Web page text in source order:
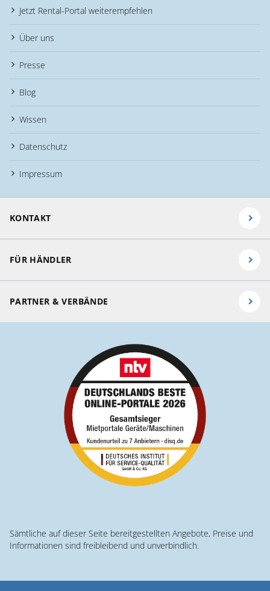
Jetzt Rental-Portal weiterempfehlen
Über uns
Presse
Blog
Wissen
Datenschutz
Impressum
KONTAKT
FÜR HÄNDLER
PARTNER & VERBÄNDE
Sämtliche auf dieser Seite bereitgestellten Angebote, Preise und
Informationen sind freibleibend und unverbindlich.